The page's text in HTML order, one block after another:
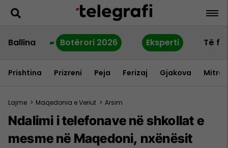
Ballina Botërori 2026 Eksperti Të
Prishtina Prizreni Peja Ferizaj Gjakova
Lajme > Maqedonia e Veriut > Arsim
Ndalimi i telefonave në shkollat e
mesme në Maqedoni, nxënësit